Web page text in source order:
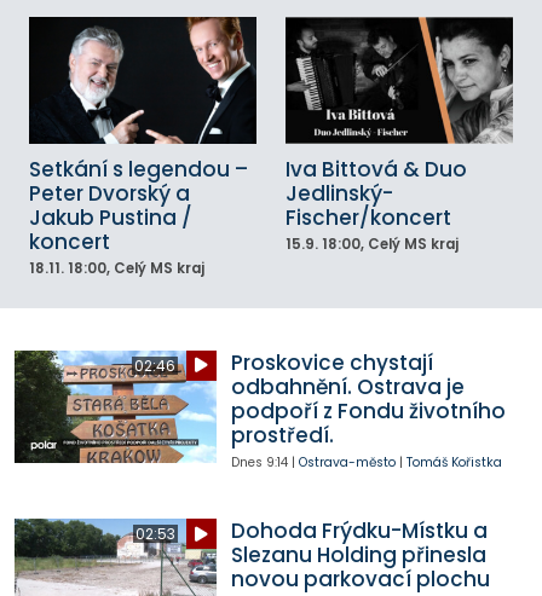
Setkání s legendou –
Peter Dvorský a
Jakub Pustina /
koncert
18.11. 18:00, Celý MS kraj
Iva Bittová & Duo
Jedlinský-
Fischer/koncert
15.9. 18:00, Celý MS kraj
02:46
Proskovice chystají
odbahnění. Ostrava je
podpoří z Fondu životního
prostředí.
Dnes 9:14| Ostrava-město| Tomáš Kořistka
02:53
Dohoda Frýdku-Místku a
Slezanu Holding přinesla
novou parkovací plochu